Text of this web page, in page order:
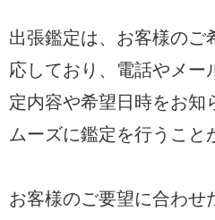
出張鑑定は、お客様のご
応しており、電話やメー
定内容や希望日時をお知
ムーズに鑑定を行うこと
お客様のご要望に合わせ